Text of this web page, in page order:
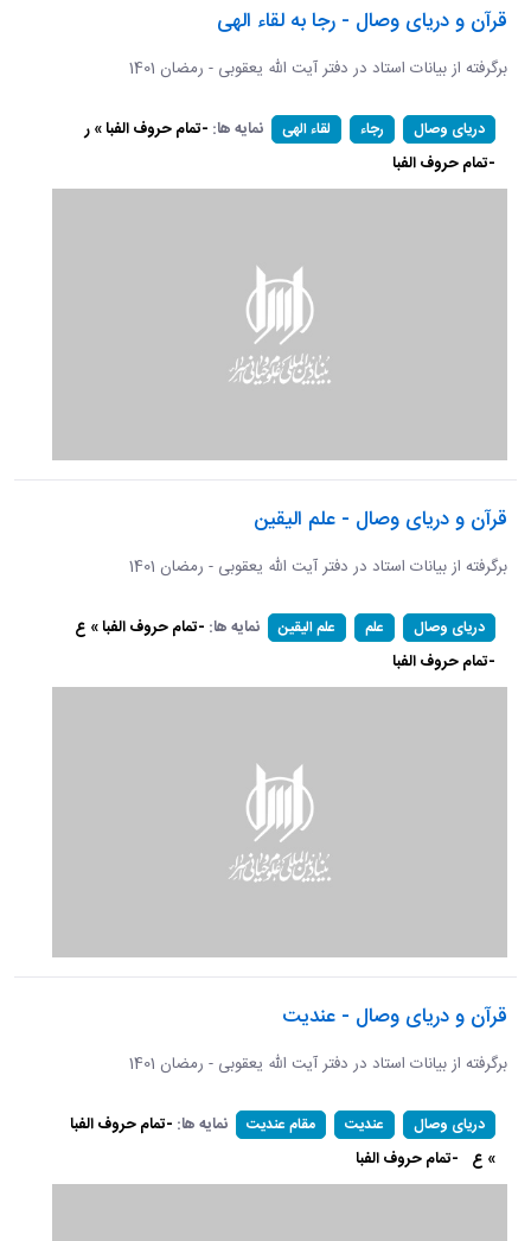
قرآن و دریای وصال - رجا به لقاء الهی
برگرفته از بیانات استاد در دفتر آیت الله یعقوبی - رمضان 1401
دریای وصال رجاء لقاء الهی نمایه ها: -تمام حروف الفبا » ر
-تمام حروف الفبا
قرآن و دریای وصال - علم الیقین
برگرفته از بیانات استاد در دفتر آیت الله یعقوبی - رمضان 1401
دریای وصال علم علم الیقین نمایه ها: -تمام حروف الفبا » ع
-تمام حروف الفبا
قرآن و دریای وصال - عندیت
برگرفته از بیانات استاد در دفتر آیت الله یعقوبی - رمضان 1401
دریای وصال عندیت مقام عندیت نمایه ها: -تمام حروف الفبا
» ع -تمام حروف الفبا